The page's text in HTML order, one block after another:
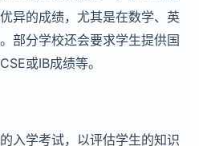
异的成绩，尤其是在数学、英
部分学校还会要求学生提供国
或IB成绩等。
入学考试，以评估学生的知识